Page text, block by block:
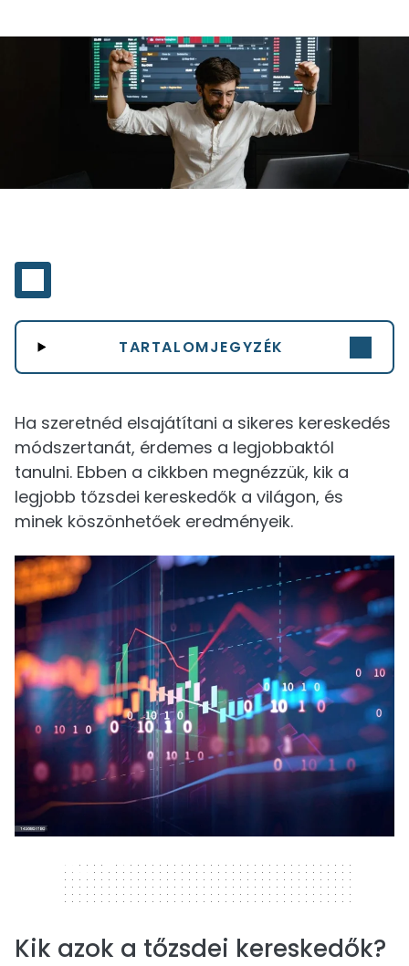
TARTALOMJEGYZÉK
Ha szeretnéd elsajátítani a sikeres kereskedés
módszertanát, érdemes a legjobbaktól
tanulni. Ebben a cikkben megnézzük, kik a
legjobb tőzsdei kereskedők a világon, és
minek köszönhetőek eredményeik.
320 x 50
Kik azok a tőzsdei kereskedők?